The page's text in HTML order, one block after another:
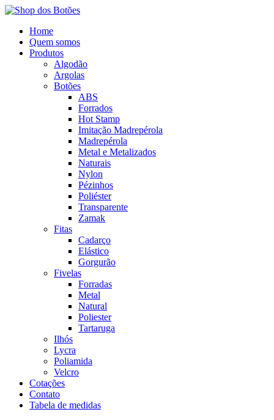
Home
Quem somos
Produtos
Algodão
Argolas
Botões
ABS
Forrados
Hot Stamp
Imitação Madrepérola
Madrepérola
Metal e Metalizados
Naturais
Nylon
Pézinhos
Poliéster
Transparente
Zamak
Fitas
Cadarço
Elástico
Gorgurão
Fivelas
Forradas
Metal
Natural
Poliester
Tartaruga
Ilhós
Lycra
Poliamida
Velcro
Cotações
Contato
Tabela de medidas